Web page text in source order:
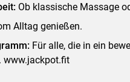
Ob klassische Massage
Alltag genießen.
Für alle, die in ein
www.jackpot.fit